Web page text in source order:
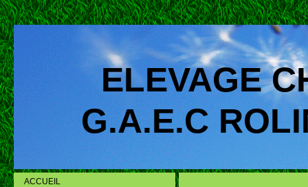
ELEVAGE
G.A.E.C
ACCUEIL